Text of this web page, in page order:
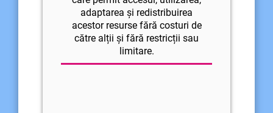
adaptarea și redistribuirea
acestor resurse fără costuri de
către alții și fără restricții sau
limitare.